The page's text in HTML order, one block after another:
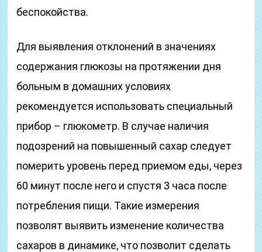
беспокойства.
Для выявления отклонений в значениях
содержания глюкозы на протяжении дня
больным в домашних условиях
рекомендуется использовать специальный
прибор – глюкометр. В случае наличия
подозрений на повышенный сахар следует
померить уровень перед приемом еды, через
60 минут после него и спустя 3 часа после
потребления пищи. Такие измерения
позволят выявить изменение количества
сахаров в динамике, что позволит сделать